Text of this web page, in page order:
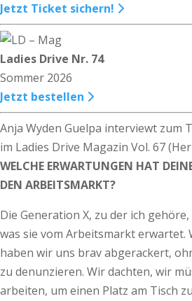
Jetzt Ticket sichern!
Ladies Drive Nr. 74
Sommer 2026
Jetzt bestellen
Anja Wyden Guelpa interviewt zum
im Ladies Drive Magazin Vol. 67
WELCHE ERWARTUNGEN HAT
DEN ARBEITSMARKT?
Die Generation X, zu der ich
was sie vom Arbeitsmarkt erwartet.
haben wir uns brav abgerackert,
zu denunzieren. Wir dachten, wir
arbeiten, um einen Platz am Tisch